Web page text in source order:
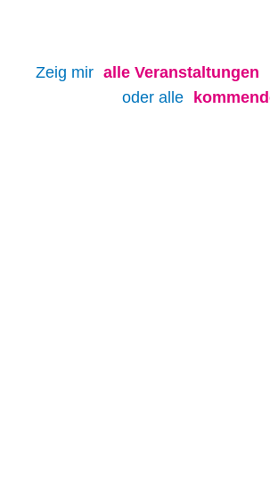
Zeig mir alle Veranstaltungen
oder alle